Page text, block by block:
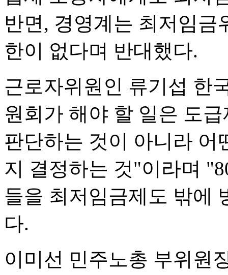
반면, 경영계는 최저임
한이 없다며 반대했다.
근로자위원인 류기섭 한
원회가 해야 할 일은 도
판단하는 것이 아니라 어
지 결정하는 것"이라며
들을 최저임금제도 밖에
다.
이미선 민주노총 부위원